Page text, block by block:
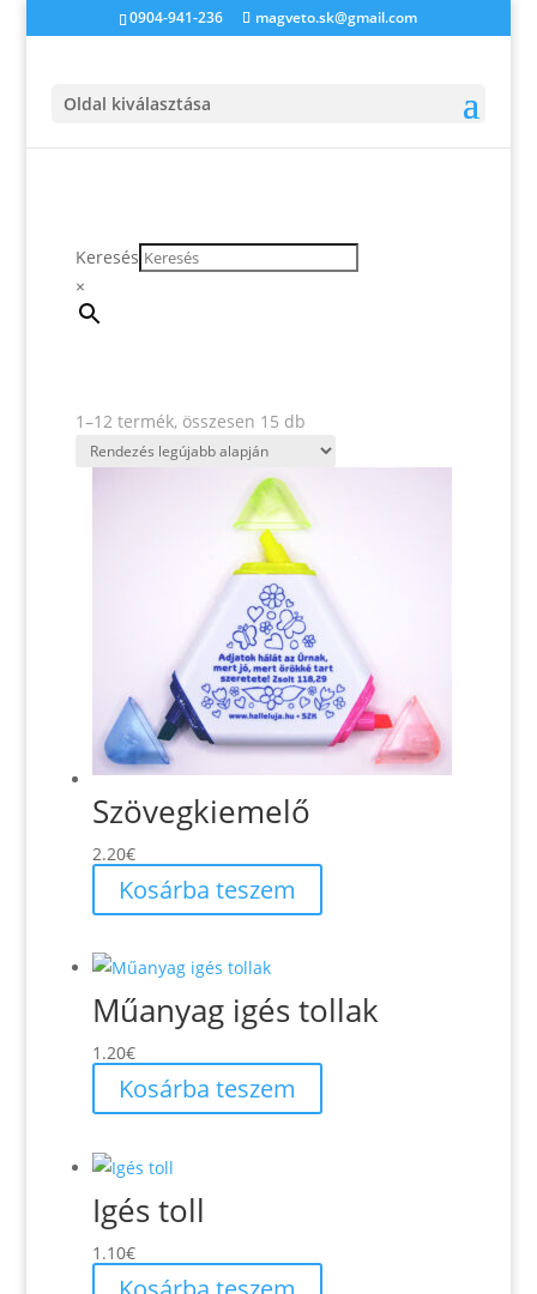
0904-941-236 magveto.sk@gmail.com
Oldal kiválasztása
Keresés
×
1–12 termék, összesen 15 dbSorted
by
Szövegkiemelő
2.20€
Kosárba teszem
Műanyag igés tollak
1.20€
Kosárba teszem
Igés toll
1.10€